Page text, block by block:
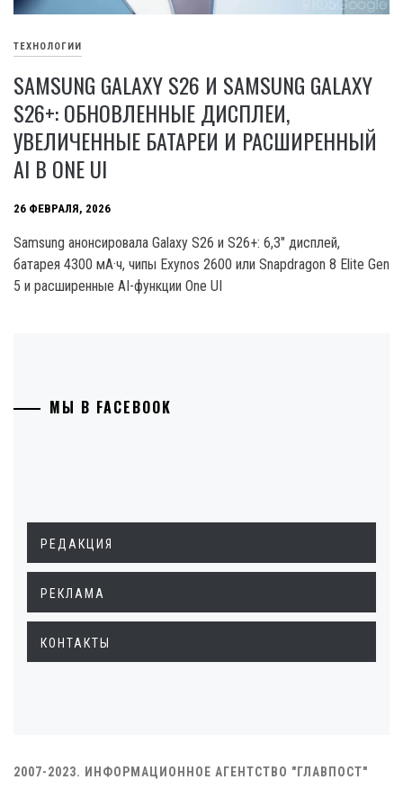
ТЕХНОЛОГИИ
SAMSUNG GALAXY S26 И SAMSUNG GALAXY
S26+: ОБНОВЛЕННЫЕ ДИСПЛЕИ,
УВЕЛИЧЕННЫЕ БАТАРЕИ И РАСШИРЕННЫЙ
AI В ONE UI
26 ФЕВРАЛЯ, 2026
Samsung анонсировала Galaxy S26 и S26+: 6,3″ дисплей,
батарея 4300 мА·ч, чипы Exynos 2600 или Snapdragon 8 Elite Gen
5 и расширенные AI-функции One UI
МЫ В FACEBOOK
РЕДАКЦИЯ
РЕКЛАМА
КОНТАКТЫ
2007-2023. ИНФОРМАЦИОННОЕ АГЕНТСТВО "ГЛАВПОСТ"